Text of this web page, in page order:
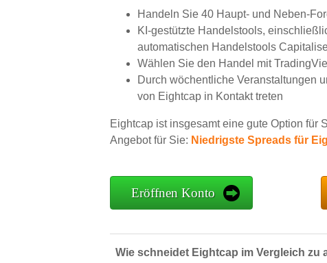
Handeln Sie 40 Haupt- und Neben-
KI-gestützte Handelstools,
automatischen Handelstools
Wählen Sie den Handel mit
Durch wöchentliche Veranstaltungen
von Eightcap in Kontakt treten
Eightcap ist insgesamt eine gute Option für
Angebot für Sie: Niedrigste Spreads für
Eröffnen Konto
Wie schneidet Eightcap im Vergleich zu